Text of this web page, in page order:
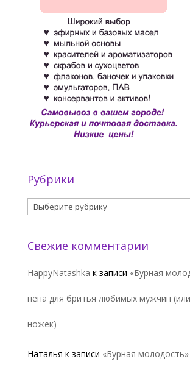
Рубрики
Рубрики
Свежие комментарии
HappyNatashka к записи «Бурная
пена для бритья любимых мужчин
ножек)
Наталья к записи «Бурная